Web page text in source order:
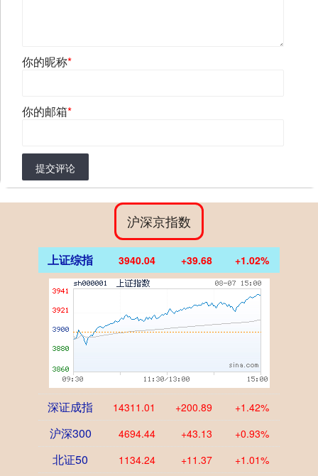
你的昵称*
你的邮箱*
提交评论
沪深京指数
上证综指 3940.04 +39.68 +1.02%
深证成指 14311.01 +200.89 +1.42%
沪深300 4694.44 +43.13 +0.93%
北证50 1134.24 +11.37 +1.01%